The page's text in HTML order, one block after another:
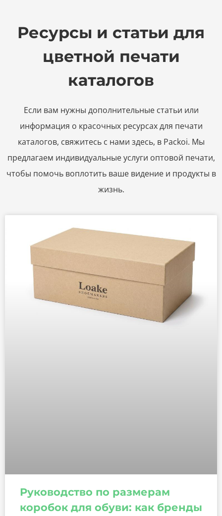
Ресурсы и статьи для
цветной печати
каталогов
Если вам нужны дополнительные статьи или
информация о красочных ресурсах для печати
каталогов, свяжитесь с нами здесь, в Packoi. Мы
предлагаем индивидуальные услуги оптовой печати,
чтобы помочь воплотить ваше видение и продукты в
жизнь.
Руководство по размерам
коробок для обуви: как бренды